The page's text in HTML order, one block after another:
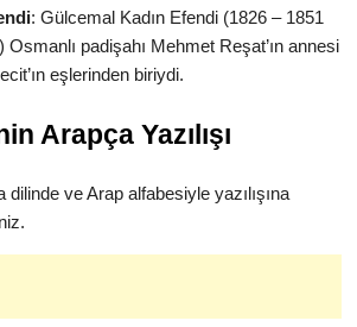
: Gülcemal Kadın Efendi (1826 – 1851
Osmanlı padişahı Mehmet Reşat’ın annesi
eşlerinden biriydi.
Arapça Yazılışı
ve Arap alfabesiyle yazılışına